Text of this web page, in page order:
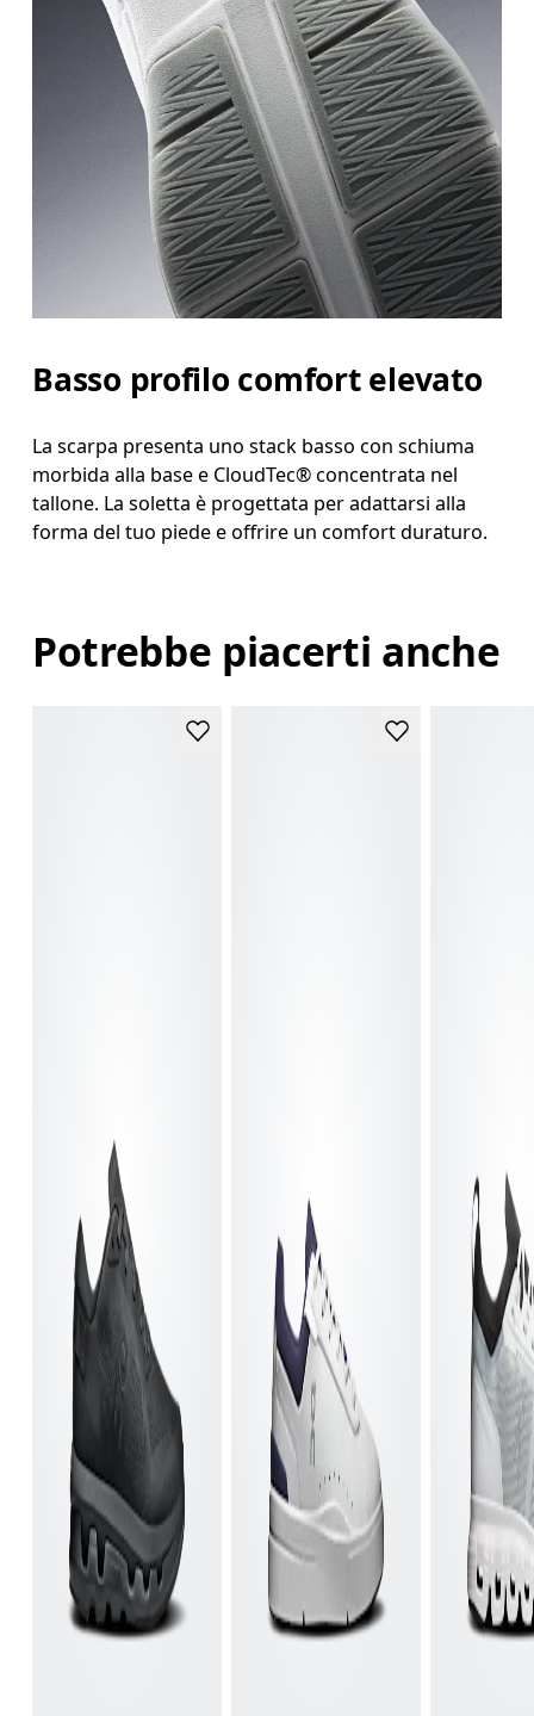
Basso profilo comfort elevato
La scarpa presenta uno stack basso con schiuma
morbida alla base e CloudTec® concentrata nel
tallone. La soletta è progettata per adattarsi alla
forma del tuo piede e offrire un comfort duraturo.
Potrebbe piacerti anche